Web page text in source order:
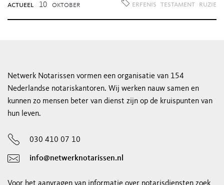
actueel 10 oktober erfenis testament ruzie
Netwerk Notarissen vormen een organisatie van 154
Nederlandse notariskantoren. Wij werken nauw samen en
kunnen zo mensen beter van dienst zijn op de kruispunten van
hun leven.
030 410 07 10
info@netwerknotarissen.nl